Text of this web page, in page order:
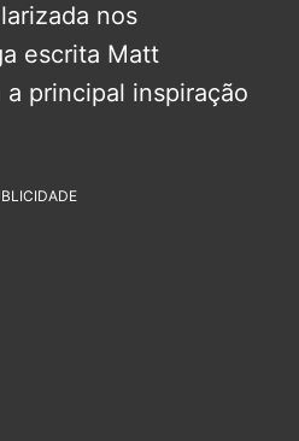
nos
escrita Matt
principal inspiração